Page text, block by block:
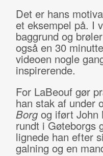
Det er hans
et eksempel på. I
baggrund og
også en 30
videoen nogle
inspirerende.
For LaBeouf gør
han stak af under
Borgog iført John
rundt i Gøteborgs
lignede han efter
galning og en